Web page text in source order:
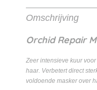
Productcode
Omschrijving
Orchid Repair
Zeer intensieve kuur
haar. Verbetert direct
voldoende masker over